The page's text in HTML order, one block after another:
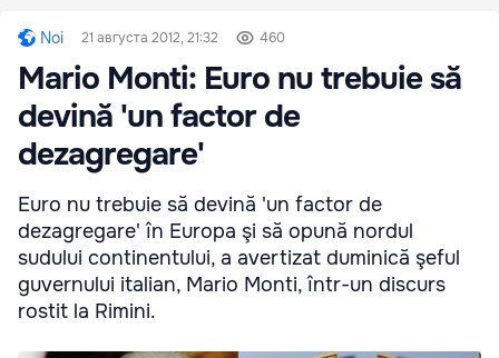
Noi 21 августа 2012, 21:32 460
Mario Monti: Euro nu trebuie să
devină 'un factor de
dezagregare'
Euro nu trebuie să devină 'un factor de
dezagregare' în Europa şi să opună nordul
sudului continentului, a avertizat duminică şeful
guvernului italian, Mario Monti, într-un discurs
rostit la Rimini.